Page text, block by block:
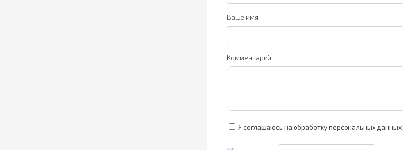
Ваше имя
Комментарий
Я соглашаюсь на обработку персональных данных